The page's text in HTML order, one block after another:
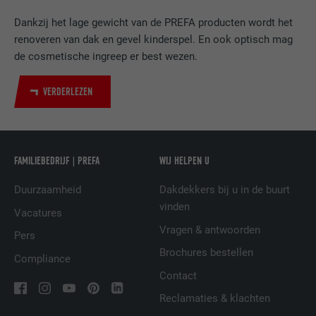
Dankzij het lage gewicht van de PREFA producten wordt het
renoveren van dak en gevel kinderspel. En ook optisch mag
de cosmetische ingreep er best wezen.
VERDERLEZEN
FAMILIEBEDRIJF | PREFA
Duurzaamheid
Vacatures
Pers
Compliance
WIJ HELPEN U
Dakdekkers bij u in de buurt
vinden
Vragen & antwoorden
Brochures bestellen
Contact
Reclamaties & klachten
NAAM bscookie
AANBIEDER
van ingebedde diensten.
NAAM UserMatchHistory
AANBIEDER
VERVALTIJD 29 dagen